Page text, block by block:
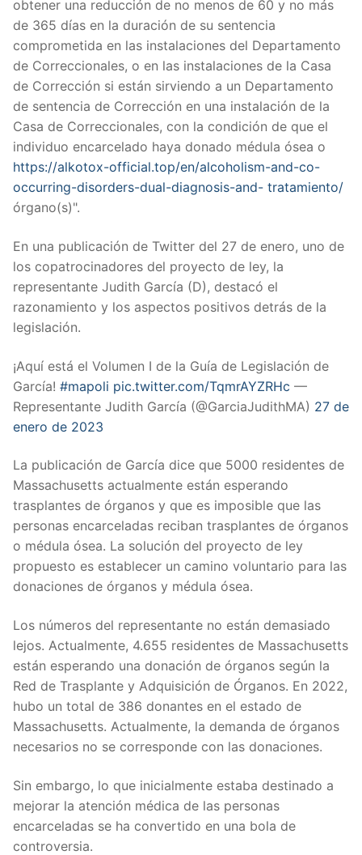
obtener una reducción de no menos de 60 y no más
de 365 días en la duración de su sentencia
comprometida en las instalaciones del Departamento
de Correccionales, o en las instalaciones de la Casa
de Corrección si están sirviendo a un Departamento
de sentencia de Corrección en una instalación de la
Casa de Correccionales, con la condición de que el
individuo encarcelado haya donado médula ósea o
https://alkotox-official.top/en/alcoholism-and-co-
occurring-disorders-dual-diagnosis-and- tratamiento/
órgano(s)".
En una publicación de Twitter del 27 de enero, uno de
los copatrocinadores del proyecto de ley, la
representante Judith García (D), destacó el
razonamiento y los aspectos positivos detrás de la
legislación.
¡Aquí está el Volumen I de la Guía de Legislación de
García! #mapoli pic.twitter.com/TqmrAYZRHc —
Representante Judith García (@GarciaJudithMA) 27 de
enero de 2023
La publicación de García dice que 5000 residentes de
Massachusetts actualmente están esperando
trasplantes de órganos y que es imposible que las
personas encarceladas reciban trasplantes de órganos
o médula ósea. La solución del proyecto de ley
propuesto es establecer un camino voluntario para las
donaciones de órganos y médula ósea.
Los números del representante no están demasiado
lejos. Actualmente, 4.655 residentes de Massachusetts
están esperando una donación de órganos según la
Red de Trasplante y Adquisición de Órganos. En 2022,
hubo un total de 386 donantes en el estado de
Massachusetts. Actualmente, la demanda de órganos
necesarios no se corresponde con las donaciones.
Sin embargo, lo que inicialmente estaba destinado a
mejorar la atención médica de las personas
encarceladas se ha convertido en una bola de
controversia.